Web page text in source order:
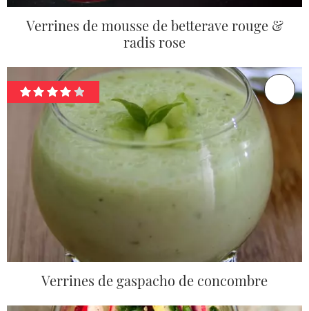
Verrines de mousse de betterave rouge &
radis rose
Verrines de gaspacho de concombre